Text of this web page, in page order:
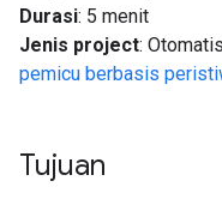
Durasi: 5 menit
Jenis project:
pemicu berbasis
Tujuan